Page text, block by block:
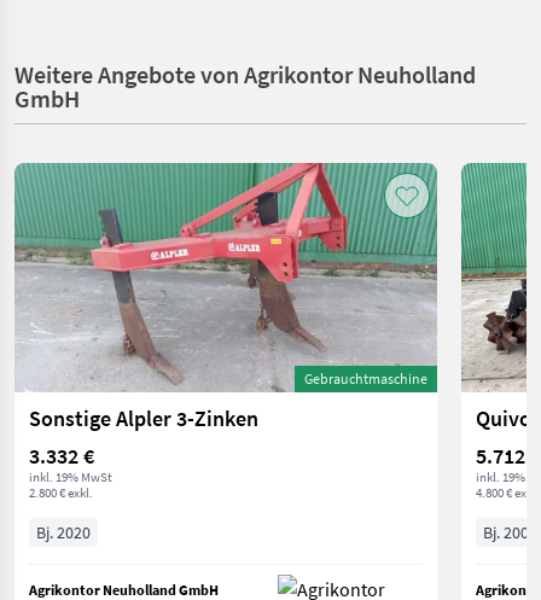
Weitere Angebote von Agrikontor Neuholland
GmbH
Gebrauchtmaschine
Sonstige Alpler 3-Zinken
3.332 €
inkl. 19% MwSt
2.800 € exkl.
Bj. 2020
Agrikontor Neuholland GmbH
5.712 €
inkl. 19%
4.800 € exkl.
Bj. 2005